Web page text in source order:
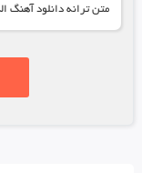
متن ترانه دانلود آهنگ